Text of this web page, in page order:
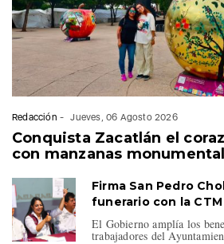
Redacción - Jueves, 06 Agosto 2026
Conquista Zacatlán el
con manzanas
Firma San Pedro
funerario con la CTM
El Gobierno amplía los
trabajadores del